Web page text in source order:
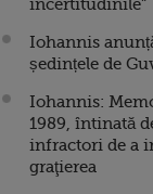
incertitudinile”
Iohannis
ședințele de
Iohannis:
1989, întinată
infractori de a
graţierea